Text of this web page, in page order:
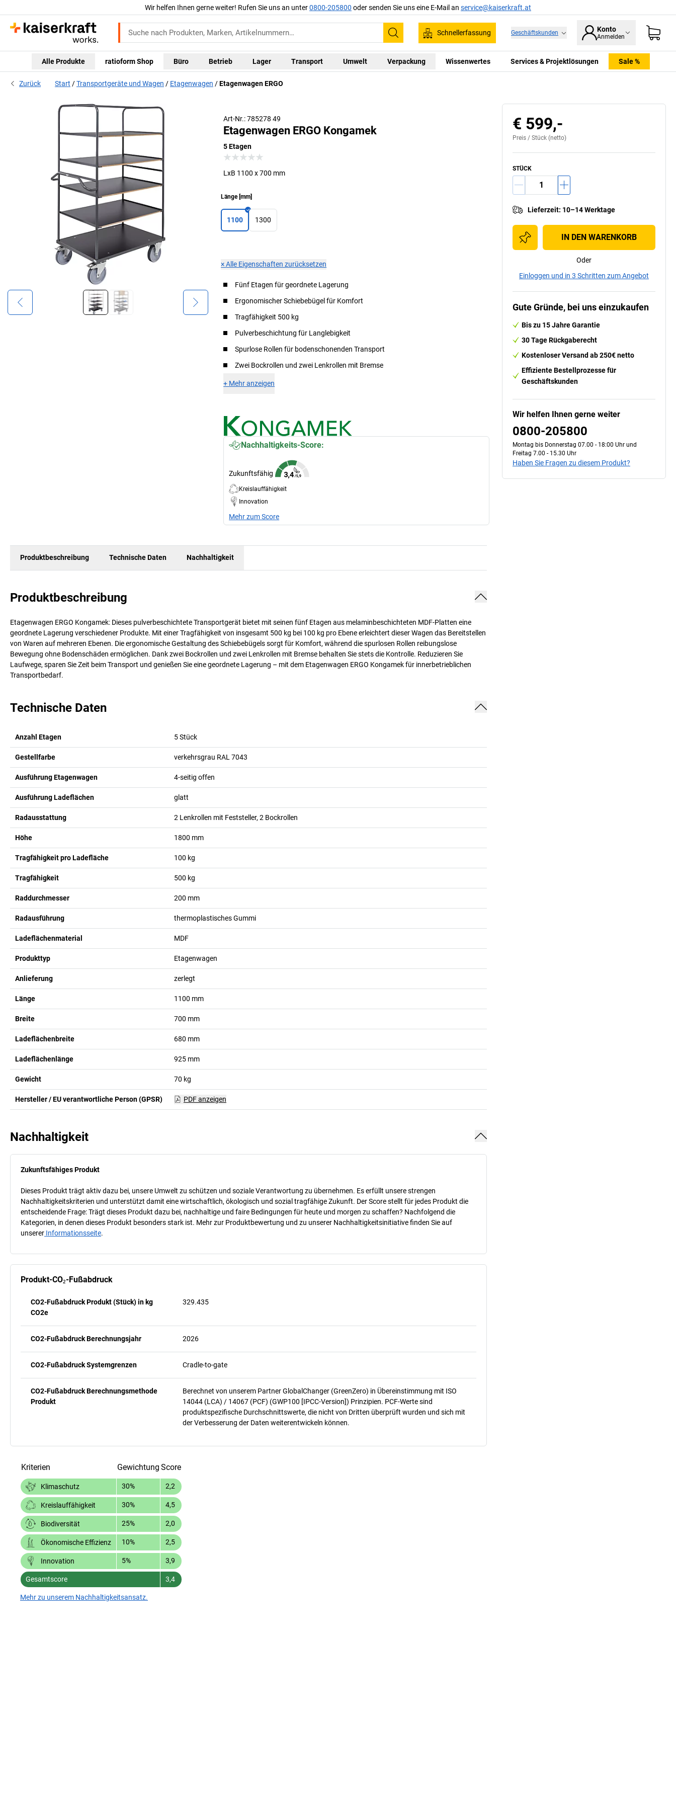
Wir helfen Ihnen gerne weiter! Rufen Sie uns an unter0800-205800 oder senden Sie uns eine E-Mail an service@kaiserkraft.at
Suchen
Schnellerfassung Geschäftskunden Konto
Anmelden
Alle Produkte ratioform Shop Büro Betrieb Lager Transport Umwelt Verpackung Wissenwertes Services & Projektlösungen Sale %
Zurück Start Transportgeräte und Wagen Etagenwagen Etagenwagen ERGO
Art-Nr.: 785278 49
Etagenwagen ERGO Kongamek
5 Etagen
LxB 1100 x 700 mm
Länge[mm]
1100 1300
×Alle Eigenschaften zurücksetzen
Fünf Etagen für geordnete Lagerung
Ergonomischer Schiebebügel für Komfort
Tragfähigkeit 500 kg
Pulverbeschichtung für Langlebigkeit
Spurlose Rollen für bodenschonenden Transport
Zwei Bockrollen und zwei Lenkrollen mit Bremse
+ Mehr anzeigen
Nachhaltigkeits-Score:
Zukunftsfähig
Kreislauffähigkeit
Innovation
Mehr zum Score
Produktbeschreibung Technische Daten Nachhaltigkeit
Produktbeschreibung
Etagenwagen ERGO Kongamek: Dieses pulverbeschichtete Transportgerät bietet mit seinen fünf Etagen aus melaminbeschichteten MDF-Platten eine
geordnete Lagerung verschiedener Produkte. Mit einer Tragfähigkeit von insgesamt 500 kg bei 100 kg pro Ebene erleichtert dieser Wagen das Bereitstellen
von Waren auf mehreren Ebenen. Die ergonomische Gestaltung des Schiebebügels sorgt für Komfort, während die spurlosen Rollen reibungslose
Bewegung ohne Bodenschäden ermöglichen. Dank zwei Bockrollen und zwei Lenkrollen mit Bremse behalten Sie stets die Kontrolle. Reduzieren Sie
Laufwege, sparen Sie Zeit beim Transport und genießen Sie eine geordnete Lagerung – mit dem Etagenwagen ERGO Kongamek für innerbetrieblichen
Transportbedarf.
Technische Daten
Anzahl Etagen 5Stück
Gestellfarbe verkehrsgrau RAL 7043
Ausführung Etagenwagen 4-seitig offen
Ausführung Ladeflächen glatt
Radausstattung 2 Lenkrollen mit Feststeller, 2 Bockrollen
Höhe 1800 mm
Tragfähigkeit pro Ladefläche 100 kg
Tragfähigkeit 500 kg
Raddurchmesser 200 mm
Radausführung thermoplastisches Gummi
Ladeflächenmaterial MDF
Produkttyp Etagenwagen
Anlieferung zerlegt
Länge 1100 mm
Breite 700 mm
Ladeflächenbreite 680 mm
Ladeflächenlänge 925 mm
Gewicht 70 kg
Hersteller / EU verantwortliche Person (GPSR) PDF anzeigen
Nachhaltigkeit
Zukunftsfähiges Produkt
Dieses Produkt trägt aktiv dazu bei, unsere Umwelt zu schützen und soziale Verantwortung zu übernehmen. Es erfüllt unsere strengen
Nachhaltigkeitskriterien und unterstützt damit eine wirtschaftlich, ökologisch und sozial tragfähige Zukunft. Der Score stellt für jedes Produkt die
entscheidende Frage: Trägt dieses Produkt dazu bei, nachhaltige und faire Bedingungen für heute und morgen zu schaffen? Nachfolgend die
Kategorien, in denen dieses Produkt besonders stark ist. Mehr zur Produktbewertung und zu unserer Nachhaltigkeitsinitiative finden Sie auf
unserer Informationsseite.
Produkt-CO₂-Fußabdruck
CO2-Fußabdruck Produkt (Stück) in kg
CO2e
329.435
CO2-Fußabdruck Berechnungsjahr 2026
CO2-Fußabdruck Systemgrenzen Cradle-to-gate
CO2-Fußabdruck Berechnungsmethode
Produkt
Berechnet von unserem Partner GlobalChanger (GreenZero) in Übereinstimmung mit ISO
14044 (LCA) / 14067 (PCF) (GWP100 [IPCC-Version]) Prinzipien. PCF-Werte sind
produktspezifische Durchschnittswerte, die nicht von Dritten überprüft wurden und sich mit
der Verbesserung der Daten weiterentwickeln können.
Kriterien Gewichtung Score
Klimaschutz 30% 2,2
Kreislauffähigkeit 30% 4,5
Biodiversität 25% 2,0
Ökonomische Effizienz 10% 2,5
Innovation 5% 3,9
Gesamtscore 3,4
Mehr zu unserem Nachhaltigkeitsansatz.
€ 599,-
Preis / Stück (netto)
STÜCK
Lieferzeit: 10–14 Werktage
IN DEN WARENKORB
Oder
Einloggen und in 3 Schritten zum Angebot
Gute Gründe, bei uns einzukaufen
Bis zu 15 Jahre Garantie
30 Tage Rückgaberecht
Kostenloser Versand ab 250€ netto
Effiziente Bestellprozesse für
Geschäftskunden
Wir helfen Ihnen gerne weiter
0800-205800
Montag bis Donnerstag 07.00 - 18:00 Uhr und
Freitag 7.00 - 15.30 Uhr
Haben Sie Fragen zu diesem Produkt?